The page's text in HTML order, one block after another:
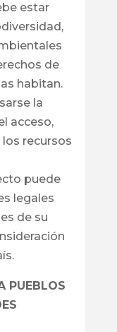
estar
de
habitan.
la
acceso,
recursos
puede
legales
de su
PUEBLOS